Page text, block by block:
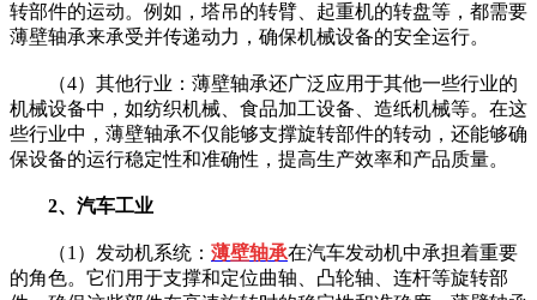
转部件的运动。例如，塔吊的转臂、起重机的转盘等，都需要
薄壁轴承来承受并传递动力，确保机械设备的安全运行。
（4）其他行业：薄壁轴承还广泛应用于其他一些行业的
机械设备中，如纺织机械、食品加工设备、造纸机械等。在这
些行业中，薄壁轴承不仅能够支撑旋转部件的转动，还能够确
保设备的运行稳定性和准确性，提高生产效率和产品质量。
2、汽车工业
（1）发动机系统： 薄壁轴承在汽车发动机中承担着重要
的角色。它们用于支撑和定位曲轴、凸轮轴、连杆等旋转部